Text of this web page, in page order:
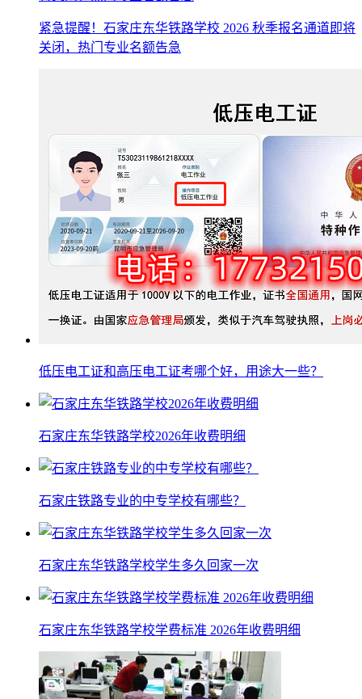
紧急提醒！石家庄东华铁路学校 2026 秋季报名通道即将
关闭，热门专业名额告急
低压电工证和高压电工证考哪个好，用途大一些？
石家庄东华铁路学校2026年收费明细
石家庄铁路专业的中专学校有哪些？
石家庄东华铁路学校学生多久回家一次
石家庄东华铁路学校学费标准 2026年收费明细